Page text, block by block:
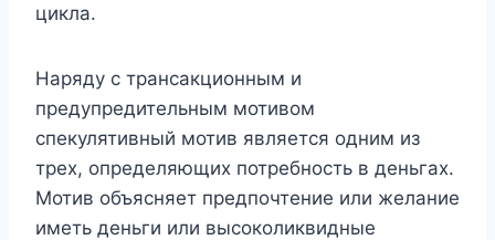
цикла.
Наряду с трансакционным и
предупредительным мотивом
спекулятивный мотив является одним из
трех, определяющих потребность в деньгах.
Мотив объясняет предпочтение или желание
иметь деньги или высоколиквидные